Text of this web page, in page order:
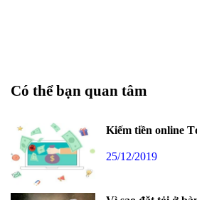
Có thể bạn quan tâm
Kiếm tiền online
25/12/2019